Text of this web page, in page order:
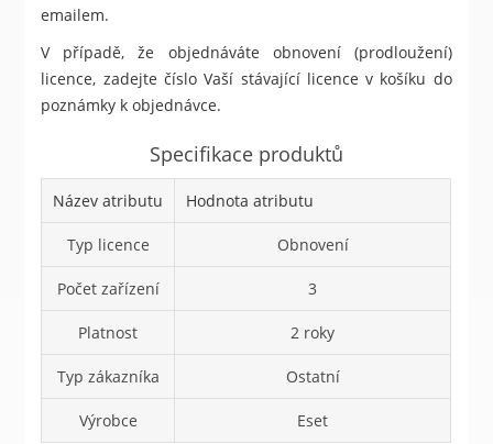
emailem.
V případě, že objednáváte obnovení (prodloužení)
licence, zadejte číslo Vaší stávající licence v košíku do
poznámky k objednávce.
Specifikace produktů
Název atributu Hodnota atributu
Typ licence Obnovení
Počet zařízení 3
Platnost 2 roky
Typ zákazníka Ostatní
Výrobce Eset